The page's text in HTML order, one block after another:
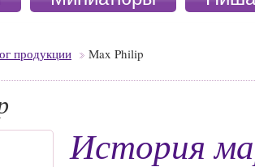
продукции Max Philip
История